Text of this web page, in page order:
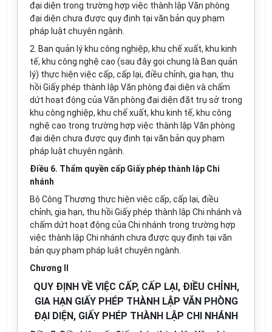
đại diện trong trường hợp việc thành lập Văn phòng
đại diện chưa được quy định tại văn bản quy phạm
pháp luật chuyên ngành.
2. Ban quản lý khu công nghiệp, khu chế xuất, khu kinh
tế, khu công nghệ cao (sau đây gọi chung là Ban quản
lý) thực hiện việc cấp, cấp lại, điều chỉnh, gia hạn, thu
hồi Giấy phép thành lập Văn phòng đại diện và chấm
dứt hoạt động của Văn phòng đại diện đặt trụ sở trong
khu công nghiệp, khu chế xuất, khu kinh tế, khu công
nghệ cao trong trường hợp việc thành lập Văn phòng
đại diện chưa được quy định tại văn bản quy phạm
pháp luật chuyên ngành.
Điều 6. Thẩm quyền cấp Giấy phép thành lập Chi
nhánh
Bộ Công Thương thực hiện việc cấp, cấp lại, điều
chỉnh, gia hạn, thu hồi Giấy phép thành lập Chi nhánh và
chấm dứt hoạt động của Chi nhánh trong trường hợp
việc thành lập Chi nhánh chưa được quy định tại văn
bản quy phạm pháp luật chuyên ngành.
Chương II
QUY ĐỊNH VỀ VIỆC CẤP, CẤP LẠI, ĐIỀU CHỈNH,
GIA HẠN GIẤY PHÉP THÀNH LẬP VĂN PHÒNG
ĐẠI DIỆN, GIẤY PHÉP THÀNH LẬP CHI NHÁNH